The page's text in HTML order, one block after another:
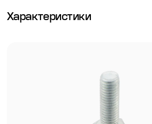
Характеристики